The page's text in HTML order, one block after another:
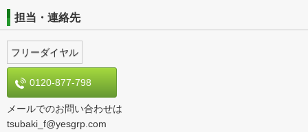
担当・連絡先
フリーダイヤル
0120-877-798
メールでのお問い合わせは
tsubaki_f@yesgrp.com